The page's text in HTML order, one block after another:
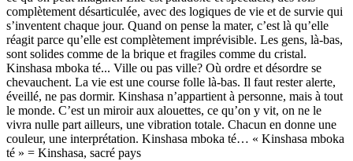
complètement désarticulée, avec des logiques de vie et de survie qui
s’inventent chaque jour. Quand on pense la mater, c’est là qu’elle
réagit parce qu’elle est complètement imprévisible. Les gens, là-bas,
sont solides comme de la brique et fragiles comme du cristal.
Kinshasa mboka té... Ville ou pas ville? Où ordre et désordre se
chevauchent. La vie est une course folle là-bas. Il faut rester alerte,
éveillé, ne pas dormir. Kinshasa n’appartient à personne, mais à tout
le monde. C’est un miroir aux alouettes, ce qu’on y vit, on ne le
vivra nulle part ailleurs, une vibration totale. Chacun en donne une
couleur, une interprétation. Kinshasa mboka té… « Kinshasa mboka
té » = Kinshasa, sacré pays